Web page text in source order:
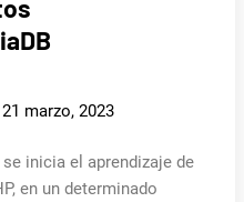
21 marzo, 2023
inicia el aprendizaje de
en un determinado